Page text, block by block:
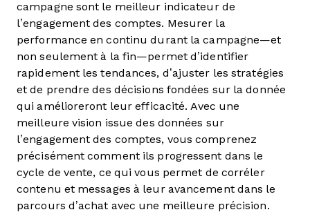
campagne sont le meilleur indicateur de
l’engagement des comptes. Mesurer la
performance en continu durant la campagne—et
non seulement à la fin—permet d’identifier
rapidement les tendances, d’ajuster les stratégies
et de prendre des décisions fondées sur la donnée
qui amélioreront leur efficacité. Avec une
meilleure vision issue des données sur
l’engagement des comptes, vous comprenez
précisément comment ils progressent dans le
cycle de vente, ce qui vous permet de corréler
contenu et messages à leur avancement dans le
parcours d’achat avec une meilleure précision.